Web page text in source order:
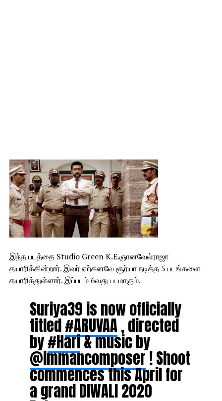
இந்த படத்தை Studio Green K.E.ஞானவேல்ராஜா
தயாரிக்கின்றார். இவர் ஏற்கனவே சூர்யா நடித்த 5 படங்களை
தயாரித்துள்ளார். இப்படம் 6வது படமாகும்.
Suriya39 is now officially
titled#ARUVAA, directed
by#Hari& music by
@immancomposer! Shoot
commences this April for
a grand DIWALI 2020